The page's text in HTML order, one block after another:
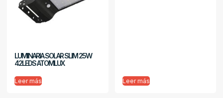
LUMINARIA SOLAR SLIM 25W
42LEDS ATOMLUX
Leer más Leer más